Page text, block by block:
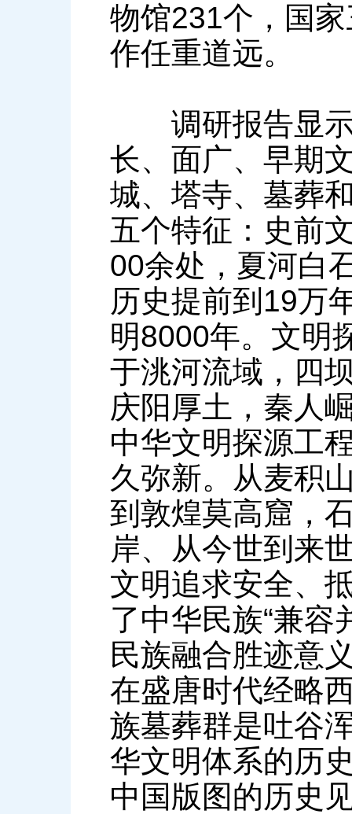
物馆231个，国
作任重道远。
调研报告显示
长、面广、早期
城、塔寺、墓葬
五个特征：史前
00余处，夏河白
历史提前到19万
明8000年。文明
于洮河流域，四
庆阳厚土，秦人
中华文明探源工
久弥新。从麦积
到敦煌莫高窟，
岸、从今世到来
文明追求安全、
了中华民族“兼容
民族融合胜迹意
在盛唐时代经略
族墓葬群是吐谷
华文明体系的历
中国版图的历史